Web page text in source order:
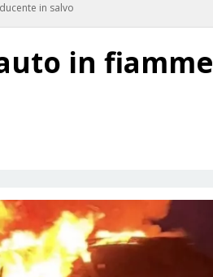
in salvo
in fiamme